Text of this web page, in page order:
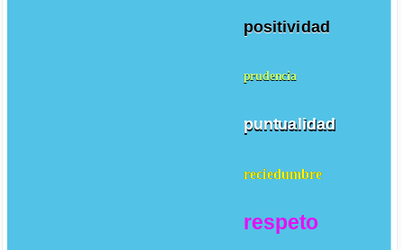
positividad
prudencia
puntualidad
reciedumbre
respeto